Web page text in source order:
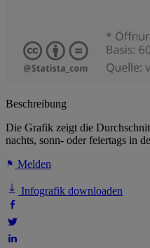
Beschreibung
Die Grafik zeigt die
nachts, sonn- oder feiertags in
Melden
Infografik downloaden